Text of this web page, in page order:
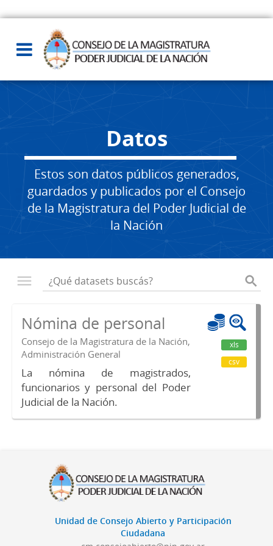
Datos
Estos son datos públicos generados,
guardados y publicados por el Consejo
de la Magistratura del Poder Judicial de
la Nación
Nómina de personal
Consejo de la Magistratura de la Nación,
Administración General
La nómina de magistrados,
funcionarios y personal del Poder
Judicial de la Nación.
xls
csv
Unidad de Consejo Abierto y Participación
Ciudadana